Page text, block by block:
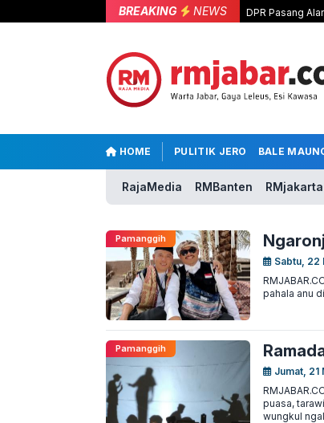
BREAKING NEWS DPR Pasang
HOME PULITIK JERO BALE
RajaMedia RMBanten RMjakarta
Pamanggih
Sabtu, 22
pahala anu
Pamanggih
Jumat, 21
puasa,
wungkul